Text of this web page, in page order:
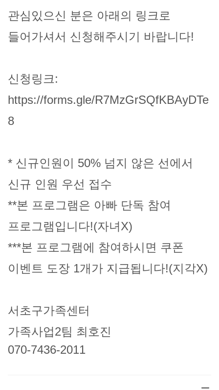
관심있으신 분은 아래의 링크로
들어가셔서 신청해주시기 바랍니다!
신청링크:
https://forms.gle/R7MzGrSQfKBAyDTe
8
* 신규인원이 50% 넘지 않은 선에서
신규 인원 우선 접수
**본 프로그램은 아빠 단독 참여
프로그램입니다!(자녀X)
***본 프로그램에 참여하시면 쿠폰
이벤트 도장 1개가 지급됩니다!(지각X)
서초구가족센터
가족사업2팀 최호진
070-7436-2011